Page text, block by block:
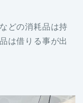
どの消耗品は持
は借りる事が出